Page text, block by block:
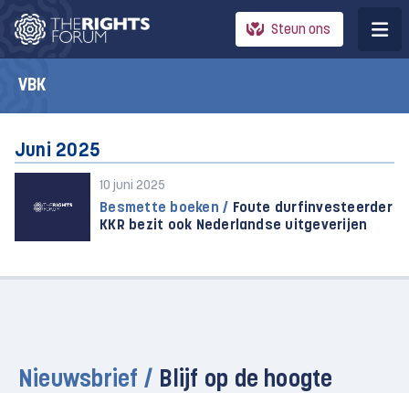
Steun ons
VBK
Juni 2025
10 juni 2025
Besmette boeken / Foute durfinvesteerder
KKR bezit ook Nederlandse uitgeverijen
Nieuwsbrief / Blijf op de hoogte